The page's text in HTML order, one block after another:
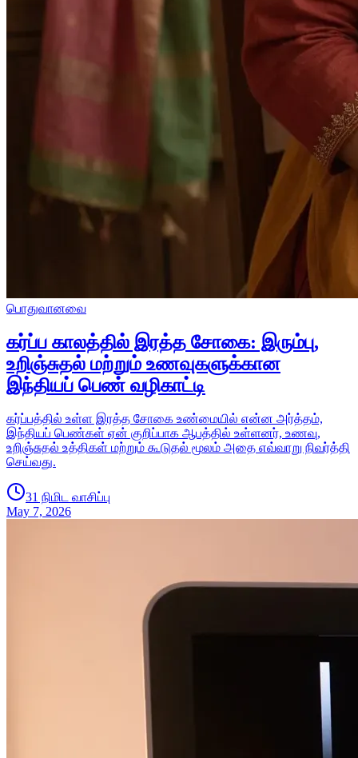
பொதுவானவை
கர்ப்ப காலத்தில் இரத்த சோகை: இரும்பு,
உறிஞ்சுதல் மற்றும் உணவுகளுக்கான
இந்தியப் பெண் வழிகாட்டி
கர்ப்பத்தில் உள்ள இரத்த சோகை உண்மையில் என்ன அர்த்தம்,
இந்தியப் பெண்கள் ஏன் குறிப்பாக ஆபத்தில் உள்ளனர், உணவு,
உறிஞ்சுதல் உத்திகள் மற்றும் கூடுதல் மூலம் அதை எவ்வாறு நிவர்த்தி
செய்வது.
31 நிமிட வாசிப்பு
May 7, 2026